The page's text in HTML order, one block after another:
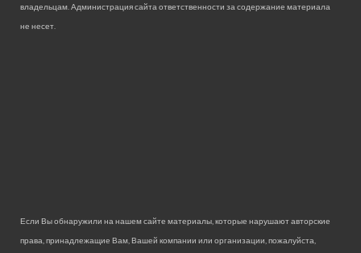
владельцам. Администрация сайта ответственности за содержание материала
не несет.
Если Вы обнаружили на нашем сайте материалы, которые нарушают авторские
права, принадлежащие Вам, Вашей компании или организации, пожалуйста,